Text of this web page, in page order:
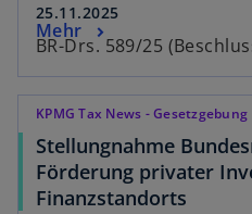
25.11.2025
BR-Drs. 589/25
Mehr
KPMG Tax News - Gesetzgebung
Stellungnahme
Förderung privater
Finanzstandorts